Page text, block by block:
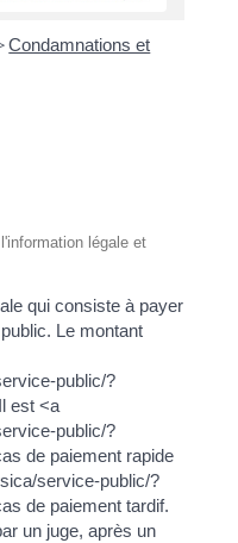
Condamnations et
légale et
qui consiste à payer
Le montant
public/?
est <a
public/?
de paiement rapide
service-public/?
de paiement tardif.
un juge, après un